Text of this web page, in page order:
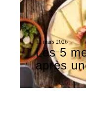
12 mars 2026
Les 5
après